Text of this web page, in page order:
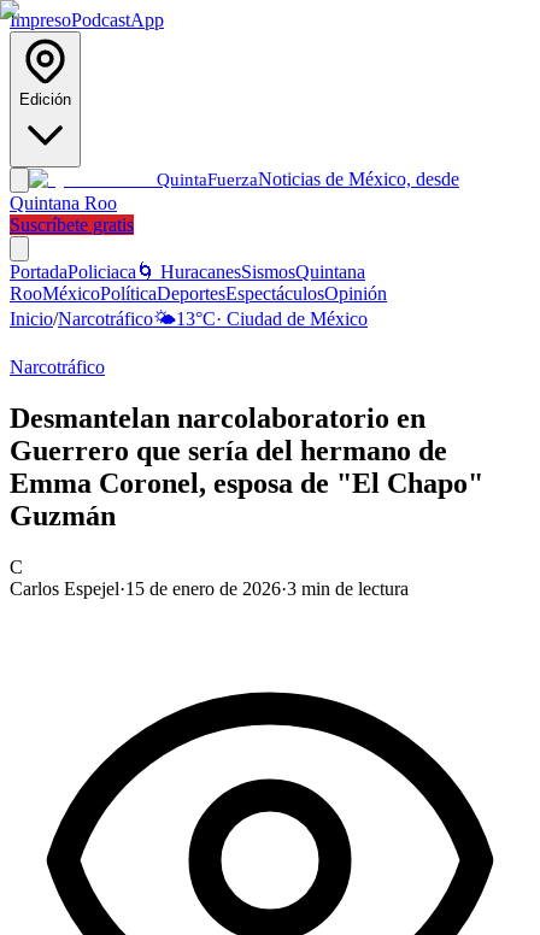
ImpresoPodcastApp
Edición
QuintaFuerzaNoticias de México, desde
Quintana Roo
Suscríbete gratis
PortadaPoliciaca 🌀 HuracanesSismosQuintana
RooMéxicoPolíticaDeportesEspectáculosOpinión
Inicio/Narcotráfico🌤️13°C· Ciudad de México
Narcotráfico
Desmantelan narcolaboratorio en
Guerrero que sería del hermano de
Emma Coronel, esposa de "El Chapo"
Guzmán
C
Carlos Espejel·15 de enero de 2026·3 min de lectura